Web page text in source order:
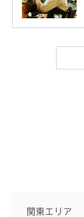
関東エリア